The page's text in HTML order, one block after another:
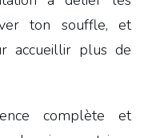
ton souffle, et
accueillir plus de
complète et